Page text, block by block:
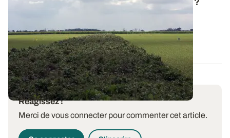
Mettre en jachère, une fausse bonne idée ?
Le contexte économique de la campagne 2026/27
s’annonce très tendu : des trésoreries en...
27 JUILL. 2026
Réagissez !
Merci de vous connecter pour commenter cet article.